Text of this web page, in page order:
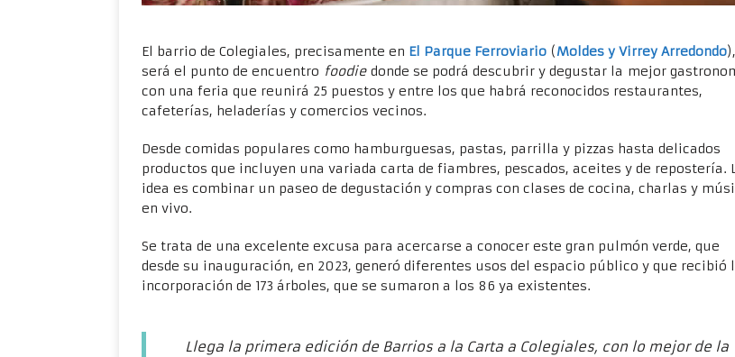
El barrio de Colegiales, precisamente en El Parque Ferroviario (Moldes y Virrey Arredondo),
será el punto de encuentro foodiedonde se podrá descubrir y degustar la mejor
con una feria que reunirá 25 puestos y entre los que habrá reconocidos restaurantes,
cafeterías, heladerías y comercios vecinos.
Desde comidas populares como hamburguesas, pastas, parrilla y pizzas hasta delicados
productos que incluyen una variada carta de fiambres, pescados, aceites y de repostería.
idea es combinar un paseo de degustación y compras con clases de cocina, charlas y
en vivo.
Se trata de una excelente excusa para acercarse a conocer este gran pulmón verde, que
desde su inauguración, en 2023, generó diferentes usos del espacio público y que recibió
incorporación de 173 árboles, que se sumaron a los 86 ya existentes.
Llega la primera edición de Barrios a la Carta a Colegiales, con lo mejor de la